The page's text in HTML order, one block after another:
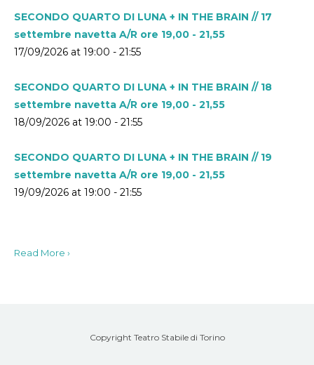
SECONDO QUARTO DI LUNA + IN THE BRAIN // 17
settembre navetta A/R ore 19,00 - 21,55
17/09/2026 at 19:00 - 21:55
SECONDO QUARTO DI LUNA + IN THE BRAIN // 18
settembre navetta A/R ore 19,00 - 21,55
18/09/2026 at 19:00 - 21:55
SECONDO QUARTO DI LUNA + IN THE BRAIN // 19
settembre navetta A/R ore 19,00 - 21,55
19/09/2026 at 19:00 - 21:55
Read More ›
Copyright Teatro Stabile di Torino